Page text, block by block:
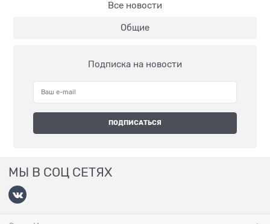
Все новости
Общие
Подписка на новости
МЫ В СОЦ СЕТЯХ